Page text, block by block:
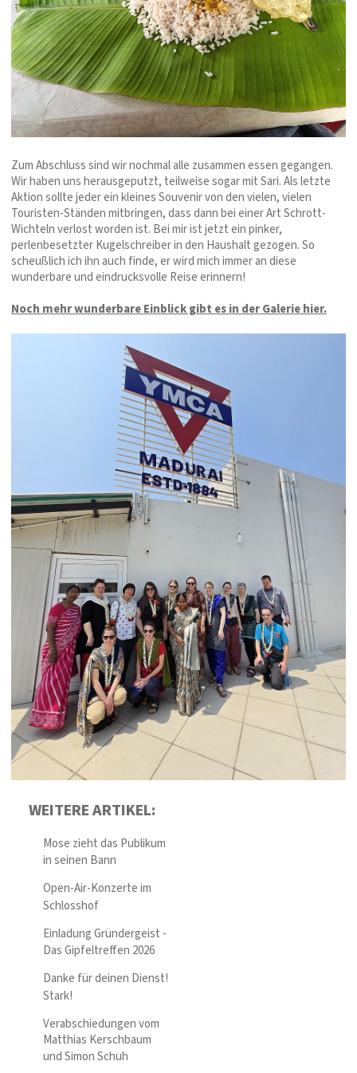
Zum Abschluss sind wir nochmal alle zusammen essen gegangen.
Wir haben uns herausgeputzt, teilweise sogar mit Sari. Als letzte
Aktion sollte jeder ein kleines Souvenir von den vielen, vielen
Touristen-Ständen mitbringen, dass dann bei einer Art Schrott-
Wichteln verlost worden ist. Bei mir ist jetzt ein pinker,
perlenbesetzter Kugelschreiber in den Haushalt gezogen. So
scheußlich ich ihn auch finde, er wird mich immer an diese
wunderbare und eindrucksvolle Reise erinnern!
Noch mehr wunderbare Einblick gibt es in der Galerie hier.
WEITERE ARTIKEL:
Mose zieht das Publikum
in seinen Bann
Open-Air-Konzerte im
Schlosshof
Einladung Gründergeist -
Das Gipfeltreffen 2026
Danke für deinen Dienst!
Stark!
Verabschiedungen vom
Matthias Kerschbaum
und Simon Schuh